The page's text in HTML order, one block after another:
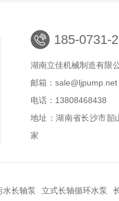
185-0731-
湖南立佳机械制造有限
邮箱：sale@ljpump.net
电话：13808468438
地址：湖南省长沙市韶
家
水长轴泵 立式长轴循环水泵